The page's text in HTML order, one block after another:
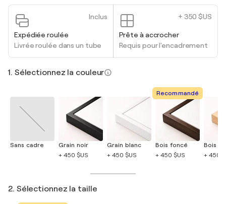
Inclus
Expédiée roulée
Livrée roulée dans un tube
+ 350 $US
Prête à accrocher
Requis pour l'encadrement
1. Sélectionnez la couleur
Sans cadre
Grain noir
+ 450 $US
Grain blanc
+ 450 $US
Recommandé
Bois foncé
+ 450 $US
Bois
+ 450
2. Sélectionnez la taille